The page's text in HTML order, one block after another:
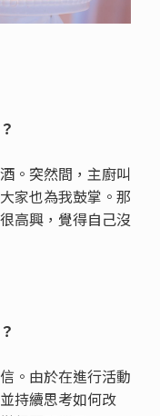
。突然間，主廚叫
家也為我鼓掌。那
高興，覺得自己沒
。由於在進行活動
持續思考如何改